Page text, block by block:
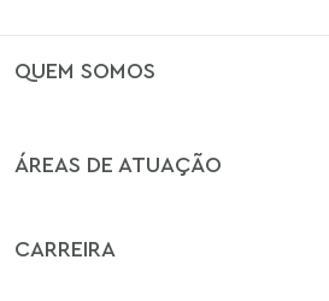
QUEM SOMOS
ÁREAS DE ATUAÇÃO
CARREIRA